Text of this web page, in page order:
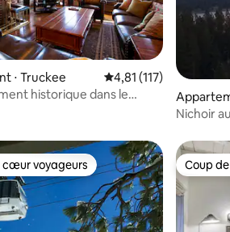
base de 28 commentaires : 4,86 sur 5
⋅ Truckee Évaluation moyenne
4,81 (117)
historique dans le
Nichoir
voyageurs les plus appréciés
cœur voyageurs Coup
Coup